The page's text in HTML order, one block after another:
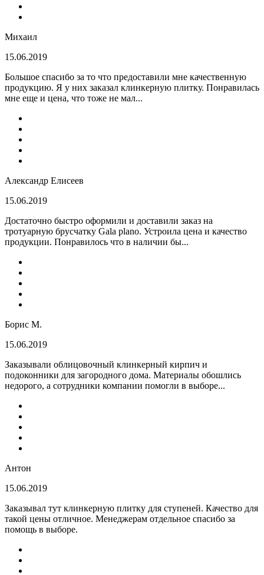
Михаил
15.06.2019
Большое спасибо за то что предоставили мне качественную
продукцию. Я у них заказал клинкерную плитку. Понравилась
мне еще и цена, что тоже не мал...
Александр Елисеев
15.06.2019
Достаточно быстро оформили и доставили заказ на
тротуарную брусчатку Gala plano. Устроила цена и качество
продукции. Понравилось что в наличии бы...
Борис М.
15.06.2019
Заказывали облицовочный клинкерный кирпич и
подоконники для загородного дома. Материалы обошлись
недорого, а сотрудники компании помогли в выборе...
Антон
15.06.2019
Заказывал тут клинкерную плитку для ступеней. Качество для
такой цены отличное. Менеджерам отдельное спасибо за
помощь в выборе.